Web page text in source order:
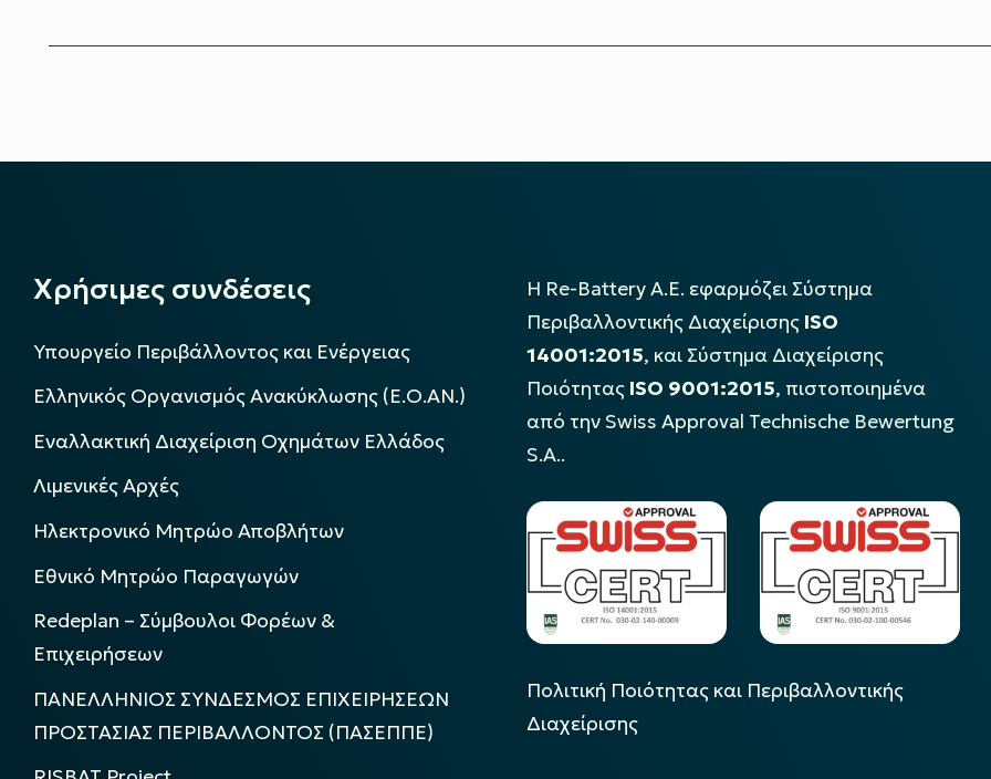
Χρήσιμες συνδέσεις
Υπουργείο Περιβάλλοντος και Ενέργειας
Ελληνικός Οργανισμός Ανακύκλωσης (Ε.Ο.ΑΝ.)
Εναλλακτική Διαχείριση Οχημάτων Ελλάδος
Λιμενικές Αρχές
Ηλεκτρονικό Μητρώο Αποβλήτων
Εθνικό Μητρώο Παραγωγών
Redeplan – Σύμβουλοι Φορέων &
Επιχειρήσεων
ΠΑΝΕΛΛΗΝΙΟΣ ΣΥΝΔΕΣΜΟΣ ΕΠΙΧΕΙΡΗΣΕΩΝ
ΠΡΟΣΤΑΣΙΑΣ ΠΕΡΙΒΑΛΛΟΝΤΟΣ (ΠΑΣΕΠΠΕ)
Η Re-Battery Α.Ε. εφαρμόζει Σύστημα
Περιβαλλοντικής Διαχείρισης ISO
14001:2015, και Σύστημα Διαχείρισης
Ποιότητας ISO 9001:2015, πιστοποιημένα
από την Swiss Approval Technische Bewertung
S.A..
Πολιτική Ποιότητας και Περιβαλλοντικής
Διαχείρισης